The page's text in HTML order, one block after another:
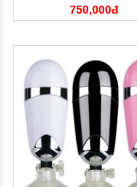
750,000đ